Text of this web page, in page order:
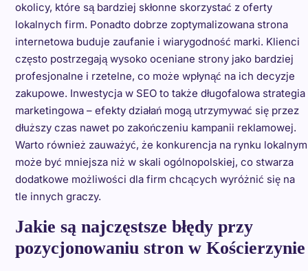
okolicy, które są bardziej skłonne skorzystać z oferty
lokalnych firm. Ponadto dobrze zoptymalizowana strona
internetowa buduje zaufanie i wiarygodność marki. Klienci
często postrzegają wysoko oceniane strony jako bardziej
profesjonalne i rzetelne, co może wpłynąć na ich decyzje
zakupowe. Inwestycja w SEO to także długofalowa strategia
marketingowa – efekty działań mogą utrzymywać się przez
dłuższy czas nawet po zakończeniu kampanii reklamowej.
Warto również zauważyć, że konkurencja na rynku lokalnym
może być mniejsza niż w skali ogólnopolskiej, co stwarza
dodatkowe możliwości dla firm chcących wyróżnić się na
tle innych graczy.
Jakie są najczęstsze błędy przy
pozycjonowaniu stron w Kościerzynie